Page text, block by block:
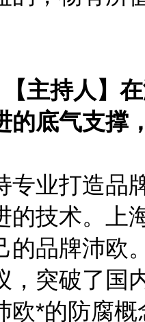
主持人】
的底气支撑
专业打造
的技术。上
的品牌沛欧
，突破了国
欧*的防腐